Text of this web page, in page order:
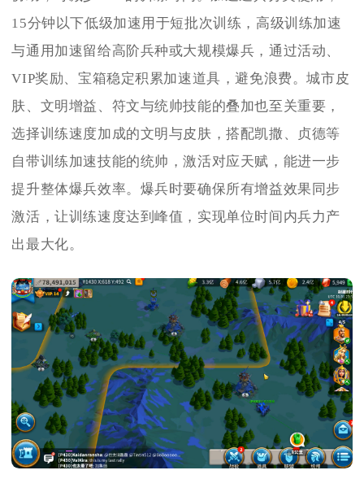
15分钟以下低级加速用于短批次训练，高级训练加速
与通用加速留给高阶兵种或大规模爆兵，通过活动、
VIP奖励、宝箱稳定积累加速道具，避免浪费。城市皮
肤、文明增益、符文与统帅技能的叠加也至关重要，
选择训练速度加成的文明与皮肤，搭配凯撒、贞德等
自带训练加速技能的统帅，激活对应天赋，能进一步
提升整体爆兵效率。爆兵时要确保所有增益效果同步
激活，让训练速度达到峰值，实现单位时间内兵力产
出最大化。